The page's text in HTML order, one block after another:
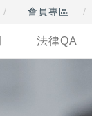
會員專區
法律QA